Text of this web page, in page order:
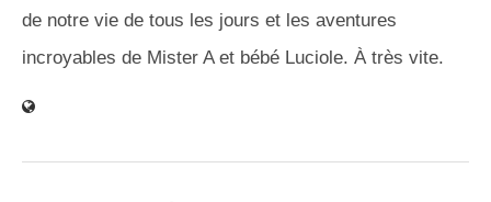
de notre vie de tous les jours et les aventures
incroyables de Mister A et bébé Luciole. À très vite.